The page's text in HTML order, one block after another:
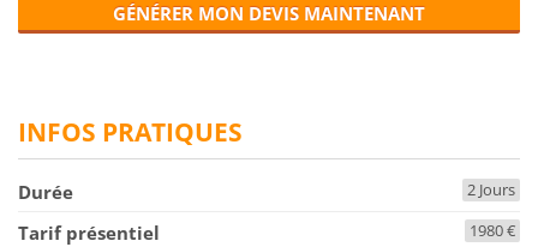
GÉNÉRER MON DEVIS MAINTENANT
INFOS PRATIQUES
Durée 2 Jours
Tarif présentiel 1980 €